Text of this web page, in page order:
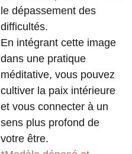
le dépassement des
difficultés.
En intégrant cette image
dans une pratique
méditative, vous pouvez
cultiver la paix intérieure
et vous connecter à un
sens plus profond de
votre être.